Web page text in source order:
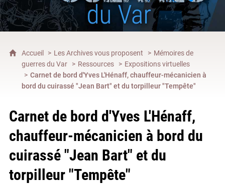
Accueil Les Archives vous proposent
Mémoires de
guerres du Var
Ressources
Expositions virtuelles
Carnet de bord d'Yves L'Hénaff, chauffeur-mécanicien à
bord du cuirassé "Jean Bart" et du torpilleur "Tempête"
Carnet de bord d'Yves L'Hénaff,
chauffeur-mécanicien à bord du
cuirassé "Jean Bart" et du
torpilleur "Tempête"